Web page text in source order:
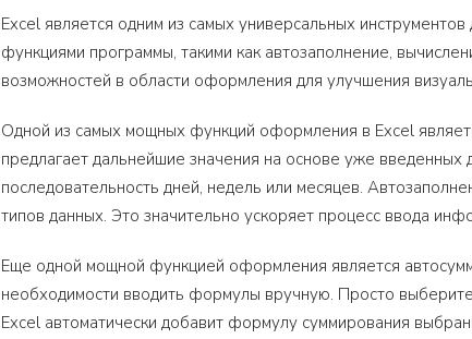
Excel является одним из самых универсальных
функциями программы, такими как автозаполнение,
возможностей в области оформления для улучшения
Одной из самых мощных функций оформления в Excel
предлагает дальнейшие значения на основе уже
последовательность дней, недель или месяцев.
типов данных. Это значительно ускоряет процесс ввода
Еще одной мощной функцией оформления является
необходимости вводить формулы вручную. Просто
Excel автоматически добавит формулу суммирования